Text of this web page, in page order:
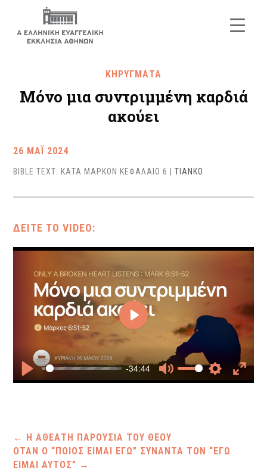
ΚΗΡΥΓΜΑΤΑ
Μόνο μια συντριμμένη καρδιά
ακούει
26 ΜΑΪ 2024
BIBLE TEXT: ΚΑΤΑ ΜΑΡΚΟΝ ΚΕΦΑΛΑΙΟ 6 |TIANKO
Play
-34:44
Mute
SettingsEnter
Play
← Η ΑΘΕΑΤΗ ΠΑΡΟΥΣΙΑ ΤΟΥ ΘΕΟΥ
ΟΤΑΝ Ο “ΠΟΙΟΣ ΕΙΜΑΙ ΕΓΩ” ΣΥΝΑΝΤΑ ΤΟΝ “ΕΓΩ
ΕΙΜΑΙ ΑΥΤΟΣ” →